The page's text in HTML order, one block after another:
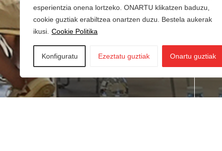
esperientzia onena lortzeko. ONARTU klikatzen baduzu,
cookie guztiak erabiltzea onartzen duzu. Bestela aukerak
ikusi. Cookie Politika
Konfiguratu Ezeztatu guztiak Onartu guztiak